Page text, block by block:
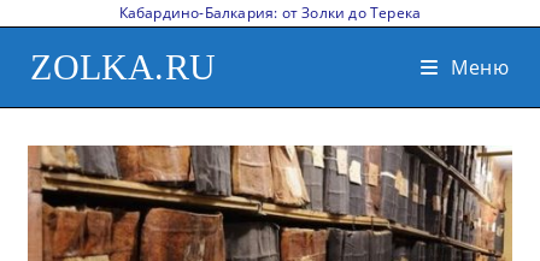
Кабардино-Балкария: от Золки до Терека
ZOLKA.RU Меню